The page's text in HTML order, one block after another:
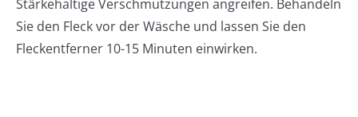
Stärkehaltige Verschmutzungen angreifen. Behandeln
Sie den Fleck vor der Wäsche und lassen Sie den
Fleckentferner 10-15 Minuten einwirken.